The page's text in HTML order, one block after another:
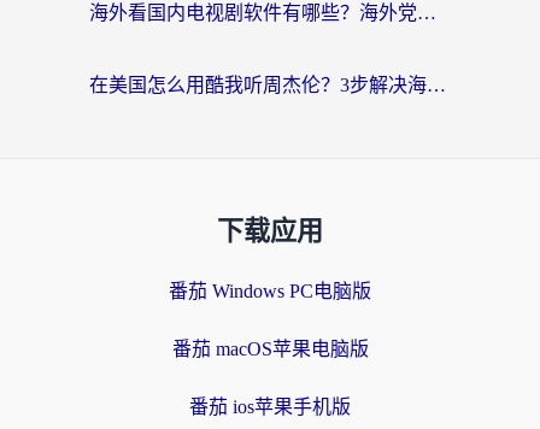
海外看国内电视剧软件有哪些？海外党专属追剧指南来了
在美国怎么用酷我听周杰伦？3步解决海外听歌地域限制，附QQ音乐网易云通用技巧
下载应用
番茄 Windows PC电脑版
番茄 macOS苹果电脑版
番茄 ios苹果手机版